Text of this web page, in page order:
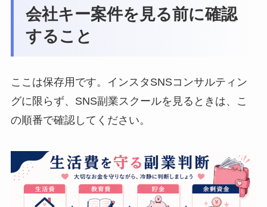
会社キー案件を見る前に確認
すること
ここは保存用です。インスタSNSコンサルティン
グに限らず、SNS副業スクールを見るときは、こ
の順番で確認してください。